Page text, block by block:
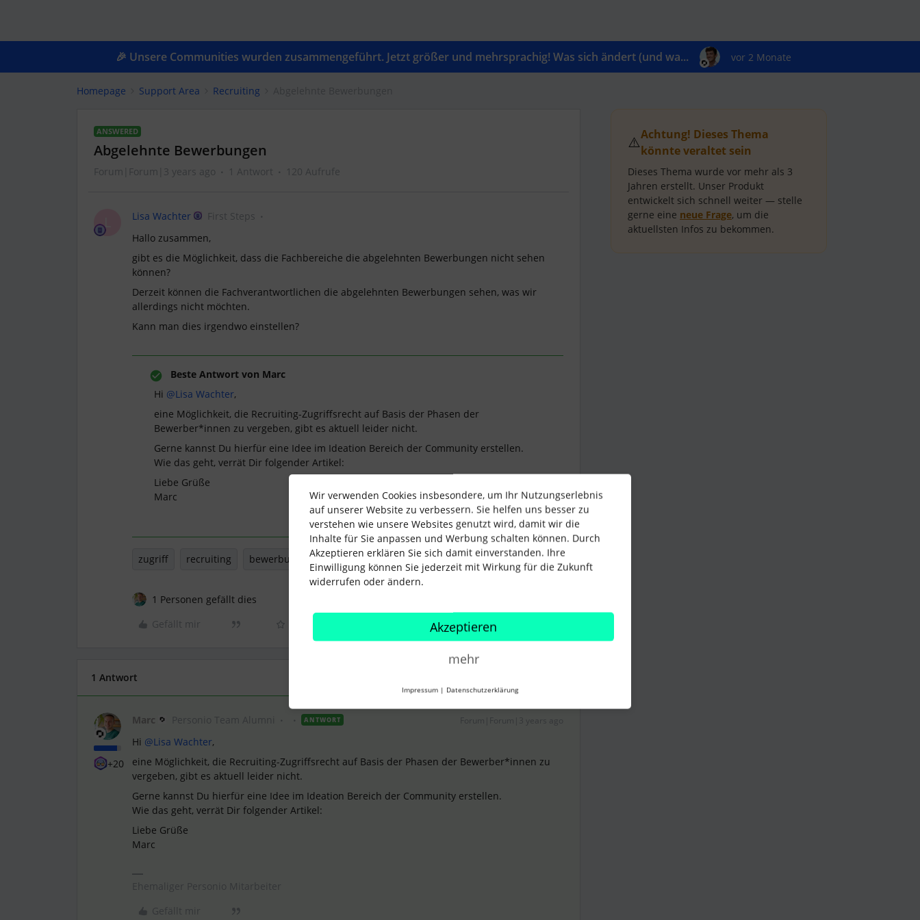
🎉 Unsere Communities wurden zusammengeführt. Jetzt größer und mehrsprachig! Was sich ändert (und wa... vor 2 Monate
Homepage Support Area Recruiting
ANSWERED
Abgelehnte Bewerbungen
Forum|Forum|3 years ago 1 Antwort 120 Aufrufe
L Lisa Wachter
First Steps
Hallo zusammen,
gibt es die Möglichkeit, dass die Fachbereiche die abgelehnten Bewerbungen nicht sehen
können?
Derzeit können die Fachverantwortlichen die abgelehnten Bewerbungen sehen, was wir
allerdings nicht möchten.
Kann man dies irgendwo einstellen?
Beste Antwort von Marc
Hi @Lisa Wachter,
eine Möglichkeit, die Recruiting-Zugriffsrecht auf Basis der Phasen der
Bewerber*innen zu vergeben, gibt es aktuell leider nicht.
Gerne kannst Du hierfür eine Idee im Ideation Bereich der Community erstellen.
Wie das geht, verrät Dir folgender Artikel:
Liebe Grüße
Marc
zugriff recruiting bewerbung
1 Personen gefällt dies
Gefällt mir
1 Antwort
+20
Marc ANTWORT
Hi @Lisa Wachter,
eine Möglichkeit, die Recruiting-Zugriffsrecht auf Basis der Phasen der Bewerber*innen zu
vergeben, gibt es aktuell leider nicht.
Gerne kannst Du hierfür eine Idee im Ideation Bereich der Community erstellen.
Wie das geht, verrät Dir folgender Artikel:
Liebe Grüße
Marc
⚠️Achtung! Dieses Thema
könnte veraltet sein
Dieses Thema wurde vor mehr als 3
Jahren erstellt. Unser Produkt
entwickelt sich schnell weiter — stelle
gerne eine neue Frage, um die
aktuellsten Infos zu bekommen.
Wir verwenden Cookies insbesondere, um Ihr Nutzungserlebnis
auf unserer Website zu verbessern. Sie helfen uns besser zu
verstehen wie unsere Websites genutzt wird, damit wir die
Inhalte für Sie anpassen und Werbung schalten können. Durch
Akzeptieren erklären Sie sich damit einverstanden. Ihre
Einwilligung können Sie jederzeit mit Wirkung für die Zukunft
widerrufen oder ändern.
Akzeptieren
mehr
Impressum | Datenschutzerklärung